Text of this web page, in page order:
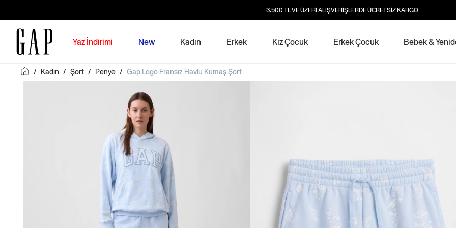
3.500 TL VE ÜZERİ ALIŞVERİŞLERDE ÜCRETSİZ KARGO
Yaz İndirimi New Kadın Erkek Kız Çocuk Erkek Çocuk Bebek &
/ Kadın / Şort / Penye / Gap Logo Fransız Havlu Kumaş Şort